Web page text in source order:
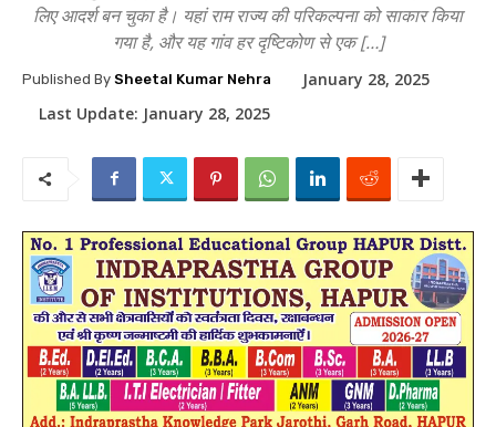
लिए आदर्श बन चुका है। यहां राम राज्य की परिकल्पना को साकार किया
गया है, और यह गांव हर दृष्टिकोण से एक […]
Published By Sheetal Kumar Nehra
January 28, 2025
Last Update: January 28, 2025